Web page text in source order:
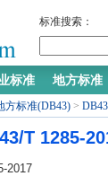
标准搜索：
标准 地方标准
方标准(DB43) >
T 1285-
2017